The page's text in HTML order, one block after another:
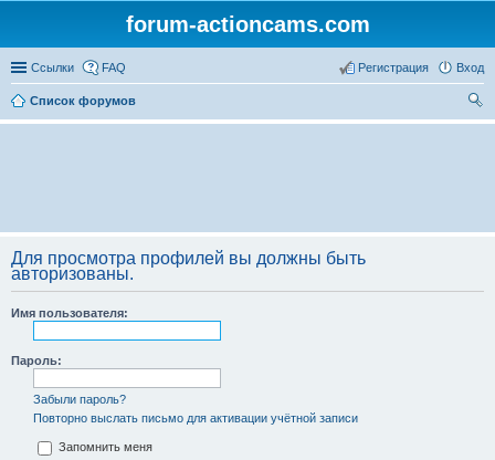
forum-actioncams.com
Ссылки FAQ Вход
Регистрация
Список форумов
ои
Для просмотра профилей вы должны быть
авторизованы.
Имя пользователя:
Пароль:
Забыли пароль?
Повторно выслать письмо для активации учётной записи
Запомнить меня